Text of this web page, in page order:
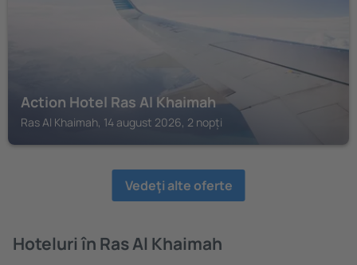
Action Hotel Ras Al Khaimah
Ras Al Khaimah, 14 august 2026, 2 nopți
Vedeţi alte oferte
Hoteluri în Ras Al Khaimah